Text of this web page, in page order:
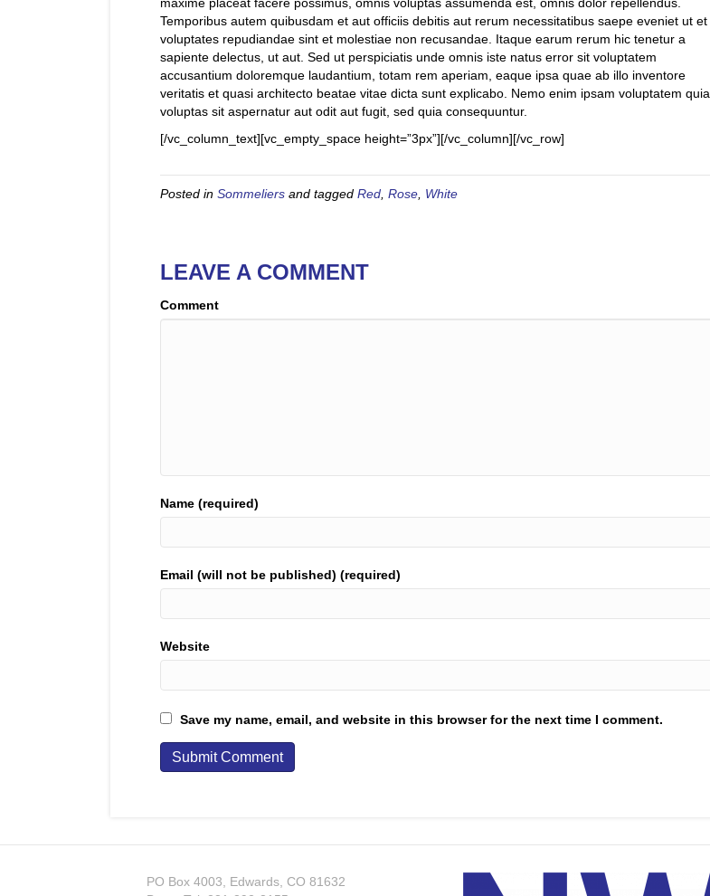
Temporibus autem quibusdam et aut officiis debitis aut rerum necessitatibus saepe eveniet ut et
voluptates repudiandae sint et molestiae non recusandae. Itaque earum rerum hic tenetur a
sapiente delectus, ut aut. Sed ut perspiciatis unde omnis iste natus error sit voluptatem
accusantium doloremque laudantium, totam rem aperiam, eaque ipsa quae ab illo inventore
veritatis et quasi architecto beatae vitae dicta sunt explicabo. Nemo enim ipsam voluptatem quia
voluptas sit aspernatur aut odit aut fugit, sed quia consequuntur.
[/vc_column_text][vc_empty_space height=”3px”][/vc_column][/vc_row]
Posted in Sommeliers and tagged Red Rose White
LEAVE A COMMENT
Comment
Name (required)
Email (will not be published) (required)
Website
Save my name, email, and website in this browser for the next time I comment.
PO Box 4003, Edwards, CO 81632